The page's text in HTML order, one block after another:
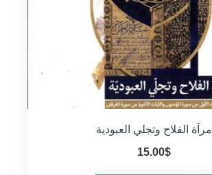
مرآة الفلاح وتجلي العبودية
15.00$